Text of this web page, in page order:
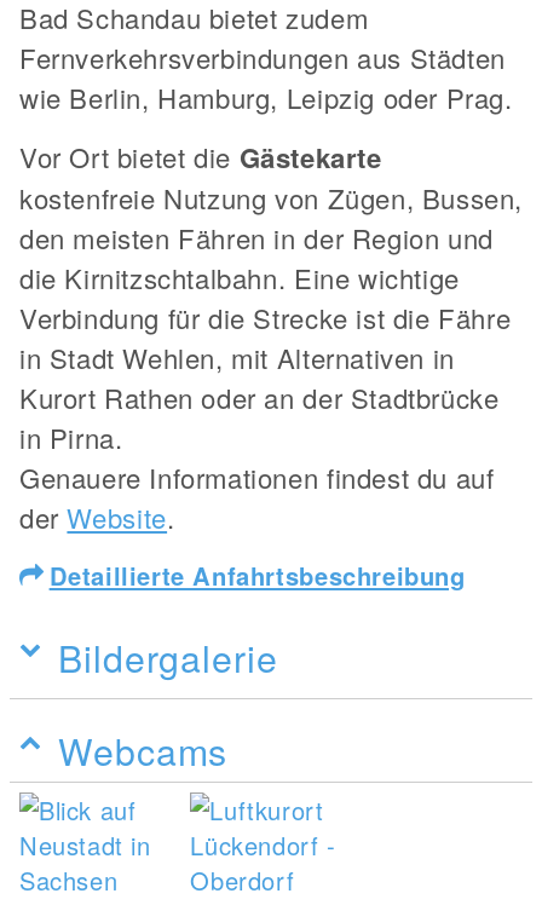
Bad Schandau bietet zudem
Fernverkehrsverbindungen aus Städten
wie Berlin, Hamburg, Leipzig oder Prag.
Vor Ort bietet die Gästekarte
kostenfreie Nutzung von Zügen, Bussen,
den meisten Fähren in der Region und
die Kirnitzschtalbahn. Eine wichtige
Verbindung für die Strecke ist die Fähre
in Stadt Wehlen, mit Alternativen in
Kurort Rathen oder an der Stadtbrücke
in Pirna.
Genauere Informationen findest du auf
derWebsite.
Detaillierte Anfahrtsbeschreibung
Bildergalerie
Webcams